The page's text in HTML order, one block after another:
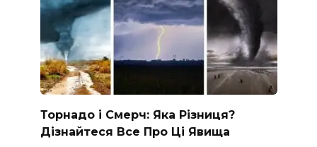
Торнадо і Смерч: Яка Різниця?
Дізнайтеся Все Про Ці Явища